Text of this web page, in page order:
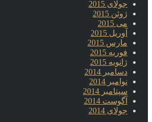
جولای 2015
ژوئن 2015
می 2015
آوریل 2015
مارس 2015
فوریه 2015
ژانویه 2015
دسامبر 2014
نوامبر 2014
سپتامبر 2014
آگوست 2014
جولای 2014